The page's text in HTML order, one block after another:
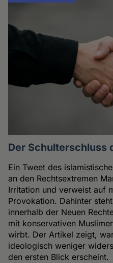
Der Schulterschluss
Ein Tweet des
an den Rechtsextremen
Irritation und verweist auf
Provokation. Dahinter
innerhalb der Neuen
mit konservativen
wirbt. Der Artikel zeigt,
ideologisch weniger
den ersten Blick erscheint.